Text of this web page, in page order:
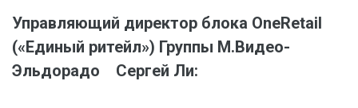
Управляющий директор блока OneRetail
(«Единый ритейл») Группы М.Видео-
Эльдорадо Сергей Ли: